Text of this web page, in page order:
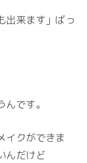
出来ます」ばっ
です。
イクができま
んだけど